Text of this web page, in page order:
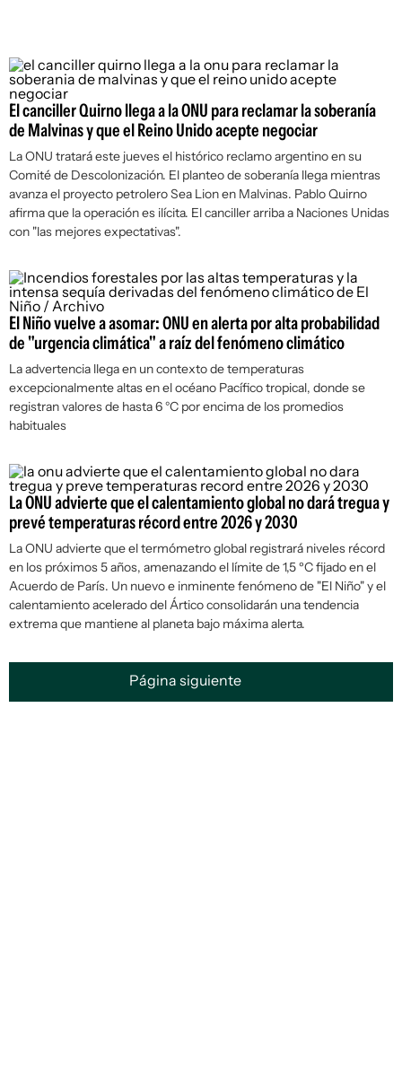
El canciller Quirno llega a la ONU para reclamar la soberanía
de Malvinas y que el Reino Unido acepte negociar
La ONU tratará este jueves el histórico reclamo argentino en su
Comité de Descolonización. El planteo de soberanía llega mientras
avanza el proyecto petrolero Sea Lion en Malvinas. Pablo Quirno
afirma que la operación es ilícita. El canciller arriba a Naciones Unidas
con "las mejores expectativas".
El Niño vuelve a asomar: ONU en alerta por alta probabilidad
de "urgencia climática" a raíz del fenómeno climático
La advertencia llega en un contexto de temperaturas
excepcionalmente altas en el océano Pacífico tropical, donde se
registran valores de hasta 6 °C por encima de los promedios
habituales
La ONU advierte que el calentamiento global no dará tregua y
prevé temperaturas récord entre 2026 y 2030
La ONU advierte que el termómetro global registrará niveles récord
en los próximos 5 años, amenazando el límite de 1,5 ºC fijado en el
Acuerdo de París. Un nuevo e inminente fenómeno de "El Niño" y el
calentamiento acelerado del Ártico consolidarán una tendencia
extrema que mantiene al planeta bajo máxima alerta.
Página siguiente